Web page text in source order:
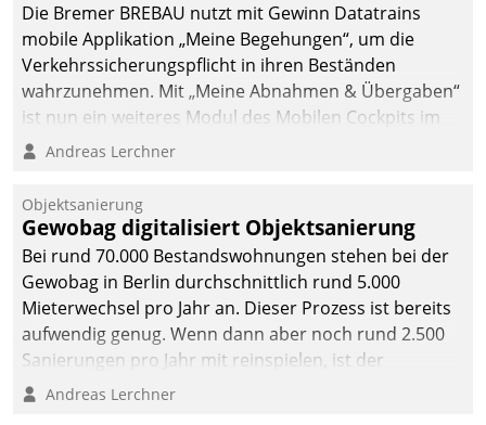
Die Bremer BREBAU nutzt mit Gewinn Datatrains
mobile Applikation „Meine Begehungen“, um die
Verkehrssicherungspflicht in ihren Beständen
wahrzunehmen. Mit „Meine Abnahmen & Übergaben“
ist nun ein weiteres Modul des Mobilen Cockpits im
Einsatz.
Andreas Lerchner
Objektsanierung
Gewobag digitalisiert Objektsanierung
Bei rund 70.000 Bestandswohnungen stehen bei der
Gewobag in Berlin durchschnittlich rund 5.000
Mieterwechsel pro Jahr an. Dieser Prozess ist bereits
aufwendig genug. Wenn dann aber noch rund 2.500
Sanierungen pro Jahr mit reinspielen, ist der
Betreuungs- und Organisationsaufwand immens. Im
Andreas Lerchner